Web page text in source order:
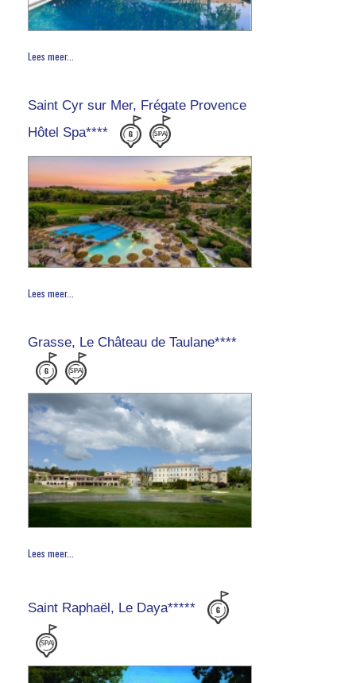
Lees meer...
Saint Cyr sur Mer, Frégate Provence
Hôtel Spa****
Lees meer...
Grasse, Le Château de Taulane****
Lees meer...
Saint Raphaël, Le Daya*****